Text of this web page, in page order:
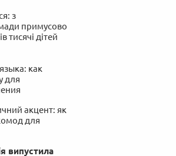
з
примусово
тисячі дітей
как
для
акцент: як
для
випустила